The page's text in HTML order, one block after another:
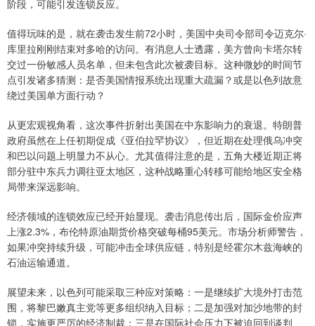
阶段，可能引发连锁反应。
值得玩味的是，就在袭击发生前72小时，美国中央司令部司令迈克尔·
库里拉刚刚结束对多哈的访问。有消息人士透露，美方曾向卡塔尔转
交过一份敏感人员名单，但未包含此次被袭目标。这种微妙的时间节
点引发诸多猜测：是否美国情报系统出现重大疏漏？或是以色列故意
绕过美国单方面行动？
从更宏观视角看，这次事件折射出美国在中东影响力的衰退。特朗普
政府虽然在上任初期促成《亚伯拉罕协议》，但近期在处理俄乌冲突
和巴以问题上明显力不从心。尤其值得注意的是，五角大楼近期正将
部分驻中东兵力调往亚太地区，这种战略重心转移可能给地区安全格
局带来深远影响。
经济领域的连锁效应已经开始显现。袭击消息传出后，国际金价应声
上涨2.3%，布伦特原油期货价格突破每桶95美元。市场分析师警告，
如果冲突持续升级，可能冲击全球供应链，特别是经霍尔木兹海峡的
石油运输通道。
展望未来，以色列可能采取三种应对策略：一是继续扩大境外打击范
围，将黎巴嫩真主党等更多组织纳入目标；二是加强对加沙地带的封
锁，实施更严厉的经济制裁；三是在国际社会压力下被迫回到谈判